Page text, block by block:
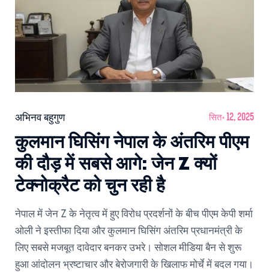
अभिनव बहुगुण सित॰ 12, 2025
कुलमान घिसिंग नेपाल के अंतरिम पीएम
की दौड़ में सबसे आगे: जेन Z क्यों
टेक्नोक्रैट को चुन रही है
नेपाल में जेन Z के नेतृत्व में हुए विरोध प्रदर्शनों के बीच पीएम केपी शर्मा
ओली ने इस्तीफा दिया और कुलमान घिसिंग अंतरिम प्रधानमंत्री के
लिए सबसे मजबूत दावेदार बनकर उभरे। सोशल मीडिया बैन से शुरू
हुआ आंदोलन भ्रष्टाचार और बेरोजगारी के खिलाफ मोर्चे में बदल गया।